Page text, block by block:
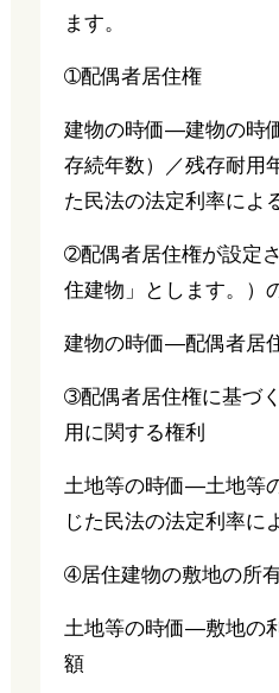
ます。
➀配偶者居住権
建物の時価―建物の時
存続年数）／残存耐用
た民法の法定利率によ
➁配偶者居住権が設定
住建物」とします。）
建物の時価―配偶者居
➂配偶者居住権に基づ
用に関する権利
土地等の時価―土地等
じた民法の法定利率に
➃居住建物の敷地の所
土地等の時価―敷地の
額